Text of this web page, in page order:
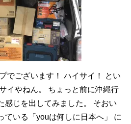
でございます！ ハイサイ！ とい
イやねん。 ちょっと前に沖縄行
感じを出してみました。 そおい
ている「youは何しに日本へ」 に